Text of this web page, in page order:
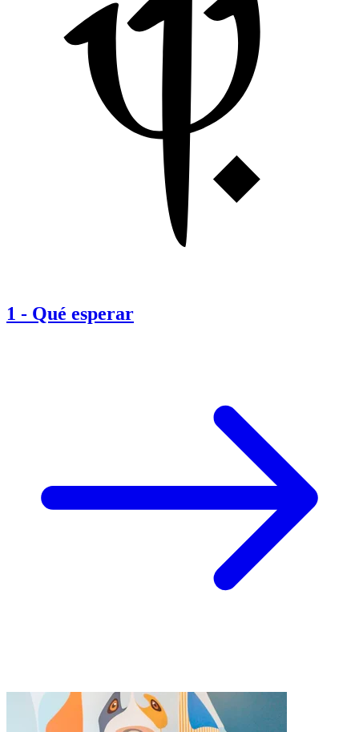
1 - Qué esperar